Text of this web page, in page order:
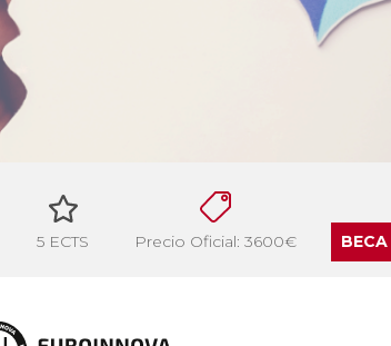
5 ECTS Precio Oficial: 3600€ BECA